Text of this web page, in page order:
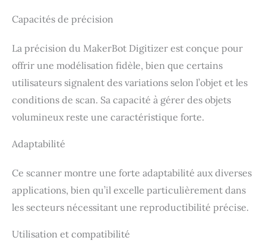
une couverture complète
en intérieur comme en
objets grands et petits,
sombres et haute
réflectivité] Volume de
numérisation minimum : 10
× 10 × 10 mm ; maximum : 2
× 2 × 2 m – des petites
pièces de précision aux
grands composants
lignes laser bleues croisées
surfaces métalliques
hautement réfléchissantes
sombres/noirs, fournissant
haute qualité sans spray de
numérisation.
Capacités de précision
La précision du MakerBot Digitizer est conçue pour
offrir une modélisation fidèle, bien que certains
utilisateurs signalent des variations selon l’objet et les
conditions de scan. Sa capacité à gérer des objets
volumineux reste une caractéristique forte.
Adaptabilité
Ce scanner montre une forte adaptabilité aux diverses
applications, bien qu’il excelle particulièrement dans
les secteurs nécessitant une reproductibilité précise.
Utilisation et compatibilité